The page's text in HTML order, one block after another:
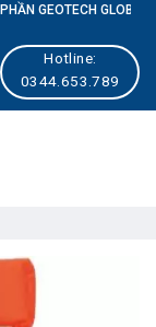
GLOBAL
Hotline:
0344.653.789